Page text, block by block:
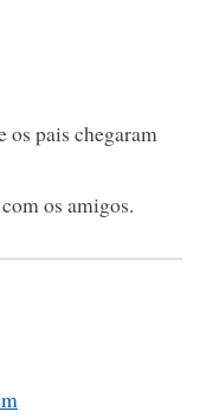
os pais chegaram
os amigos.